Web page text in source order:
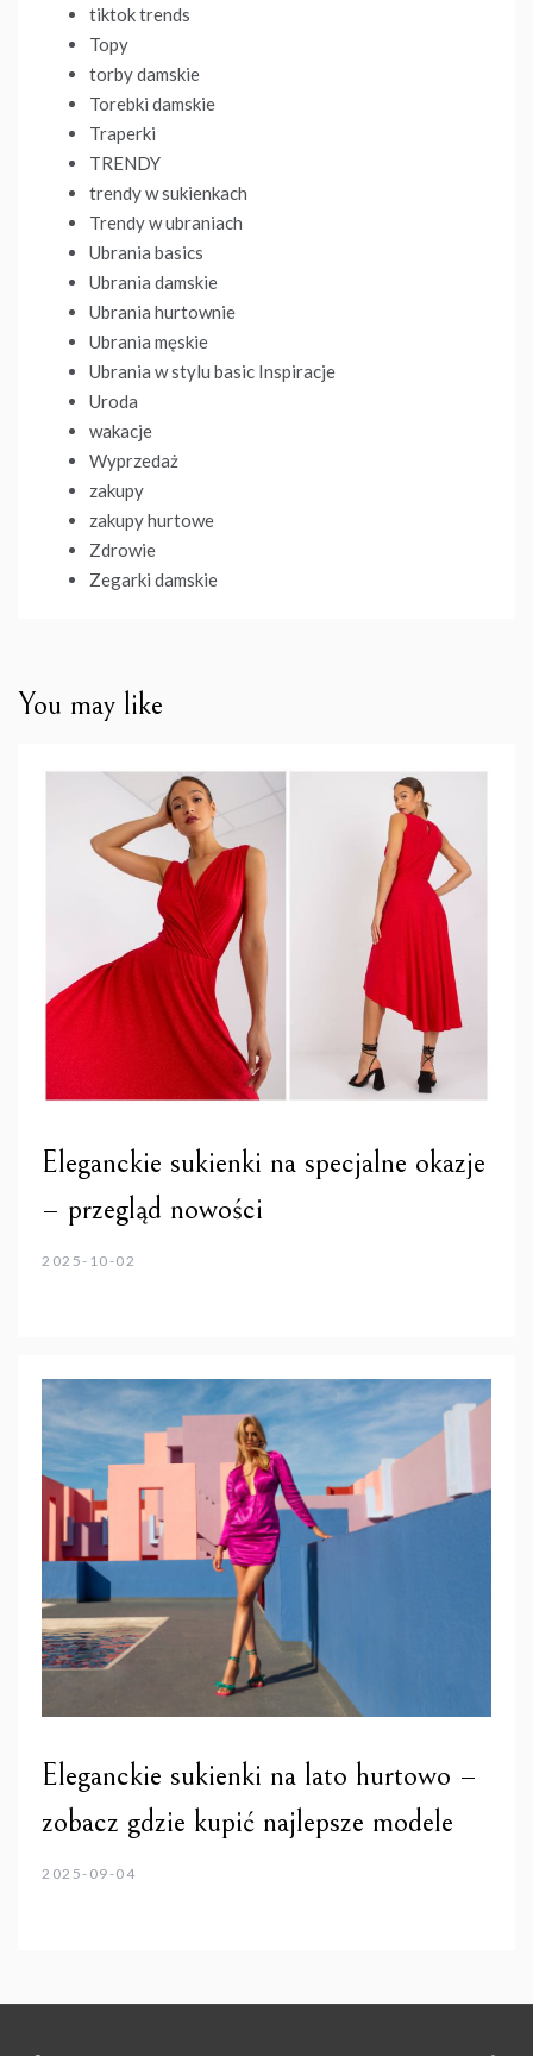
tiktok trends
Topy
torby damskie
Torebki damskie
Traperki
TRENDY
trendy w sukienkach
Trendy w ubraniach
Ubrania basics
Ubrania damskie
Ubrania hurtownie
Ubrania męskie
Ubrania w stylu basic Inspiracje
Uroda
wakacje
Wyprzedaż
zakupy
zakupy hurtowe
Zdrowie
Zegarki damskie
You may like
Eleganckie sukienki na specjalne okazje
– przegląd nowości
2025-10-02
Eleganckie sukienki na lato hurtowo –
zobacz gdzie kupić najlepsze modele
2025-09-04